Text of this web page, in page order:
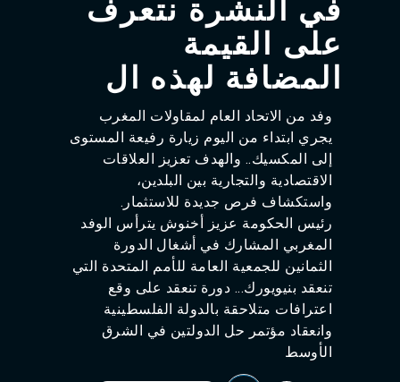
في النشرة نتعرف
على القيمة
المضافة لهذه ال
وفد من الاتحاد العام لمقاولات المغرب
يجري ابتداء من اليوم زيارة رفيعة المستوى
إلى المكسيك.. والهدف تعزيز العلاقات
الاقتصادية والتجارية بين البلدين،
واستكشاف فرص جديدة للاستثمار.
رئيس الحكومة عزيز أخنوش يترأس الوفد
المغربي المشارك في أشغال الدورة
الثمانين للجمعية العامة للأمم المتحدة التي
تنعقد بنيويورك... دورة تنعقد على وقع
اعترافات متلاحقة بالدولة الفلسطينية
وانعقاد مؤتمر حل الدولتين في الشرق
الأوسط